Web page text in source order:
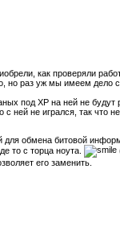
как проверяли
раз уж мы имеем дело
ХР на ней не будут
ней не игрался, так что
для обмена битовой
то с торца ноута.
его заменить.